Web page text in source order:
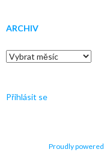
ARCHIV
Archiv
Přihlásit se
Proudly